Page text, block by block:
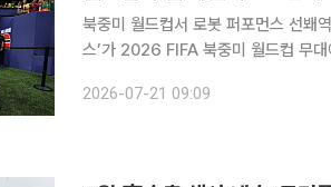
북중미 월드컵서 로봇 퍼포먼스 선봬역대 최대 공
스’가 2026 FIFA 북중미 월드컵 무
스 기술과 미래 모빌리티 비전을 알리
2026-07-21 09:09